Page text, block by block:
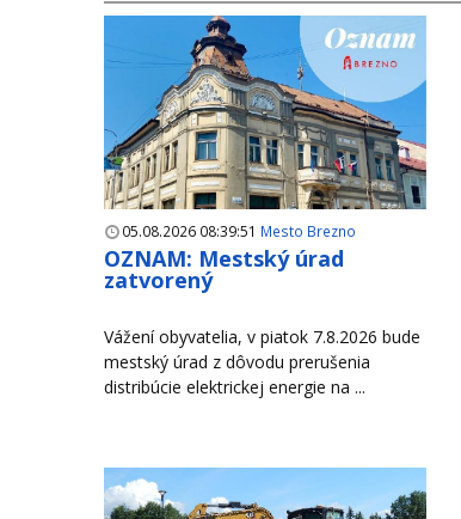
05.08.2026 08:39:51 Mesto Brezno
OZNAM: Mestský úrad
zatvorený
Vážení obyvatelia, v piatok 7.8.2026 bude
mestský úrad z dôvodu prerušenia
distribúcie elektrickej energie na ...